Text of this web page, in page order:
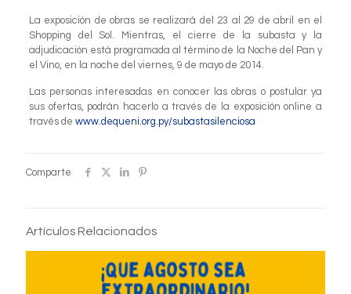
La exposición de obras se realizará del 23 al 29 de abril en el
Shopping del Sol. Mientras, el cierre de la subasta y la
adjudicación está programada al término de la Noche del Pan y
el Vino, en la noche del viernes, 9 de mayo de 2014.
Las personas interesadas en conocer las obras o postular ya
sus ofertas, podrán hacerlo a través de la exposición online a
través de www.dequeni.org.py/subastasilenciosa
Comparte
Artículos Relacionados